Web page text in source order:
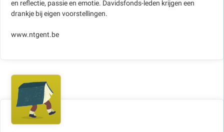
en reflectie, passie en emotie. Davidsfonds-leden krijgen een
drankje bij eigen voorstellingen.
www.ntgent.be